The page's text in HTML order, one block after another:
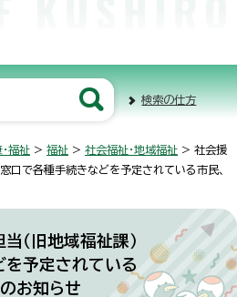
検索の仕方
福祉 > 福祉 > 社会福祉・地域福祉 > 社会援
口で各種手続きなどを予定されている市民、
（旧地域福祉課）
を予定されている
お知らせ